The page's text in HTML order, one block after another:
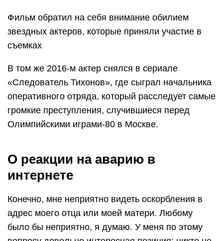
Фильм обратил на себя внимание обилием
звездных актеров, которые приняли участие в
съемках
В том же 2016-м актер снялся в сериале
«Следователь Тихонов», где сыграл начальника
оперативного отряда, который расследует самые
громкие преступления, случившиеся перед
Олимпийскими играми-80 в Москве.
О реакции на аварию в
интернете
Конечно, мне неприятно видеть оскорбления в
адрес моего отца или моей матери. Любому
было бы неприятно, я думаю. У меня по этому